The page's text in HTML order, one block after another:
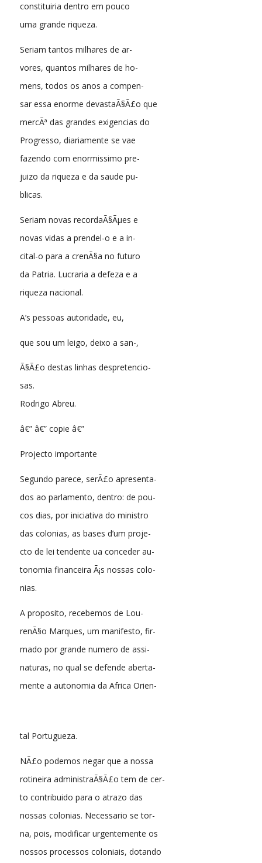
constituiria dentro em pouco
uma grande riqueza.
Seriam tantos milhares de ar-
vores, quantos milhares de ho-
mens, todos os anos a compen-
sar essa enorme devastaÃ§Ã£o que
mercÃª das grandes exigencias do
Progresso, diariamente se vae
fazendo com enormissimo pre-
juizo da riqueza e da saude pu-
blicas.
Seriam novas recordaÃ§Ãµes e
novas vidas a prendel-o e a in-
cital-o para a crenÃ§a no futuro
da Patria. Lucraria a defeza e a
riqueza nacional.
A’s pessoas autoridade, eu,
que sou um leigo, deixo a san-,
Ã§Ã£o destas linhas despretencio-
sas.
Rodrigo Abreu.
â€” â€” copie â€”
Projecto importante
Segundo parece, serÃ£o apresenta-
dos ao parlamento, dentro: de pou-
cos dias, por iniciativa do ministro
das colonias, as bases d’um proje-
cto de lei tendente ua conceder au-
tonomia financeira Ã¡s nossas colo-
nias.
A proposito, recebemos de Lou-
renÃ§o Marques, um manifesto, fir-
mado por grande numero de assi-
naturas, no qual se defende aberta-
mente a autonomia da Africa Orien-
tal Portugueza.
NÃ£o podemos negar que a nossa
rotineira administraÃ§Ã£o tem de cer-
to contribuido para o atrazo das
nossas colonias. Necessario se tor-
na, pois, modificar urgentemente os
nossos processos coloniais, dotando